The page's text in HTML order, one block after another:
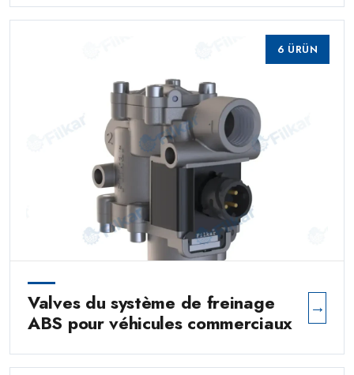
6 ÜRÜN
Valves du système de freinage
ABS pour véhicules commerciaux
→